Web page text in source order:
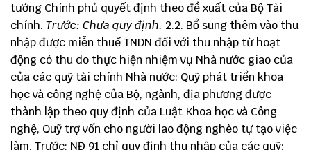
tướng Chính phủ quyết định theo đề xuất của Bộ Tài
chính. Trước: Chưa quy định. 2.2. Bổ sung thêm vào thu
nhập được miễn thuế TNDN đối với thu nhập từ hoạt
động có thu do thực hiện nhiệm vụ Nhà nước giao của
của các quỹ tài chính Nhà nước: Quỹ phát triển khoa
học và công nghệ của Bộ, ngành, địa phương được
thành lập theo quy định của Luật Khoa học và Công
nghệ, Quỹ trợ vốn cho người lao động nghèo tự tạo việc
làm. Trước: NĐ 91 chỉ quy định thu nhập của các quỹ: